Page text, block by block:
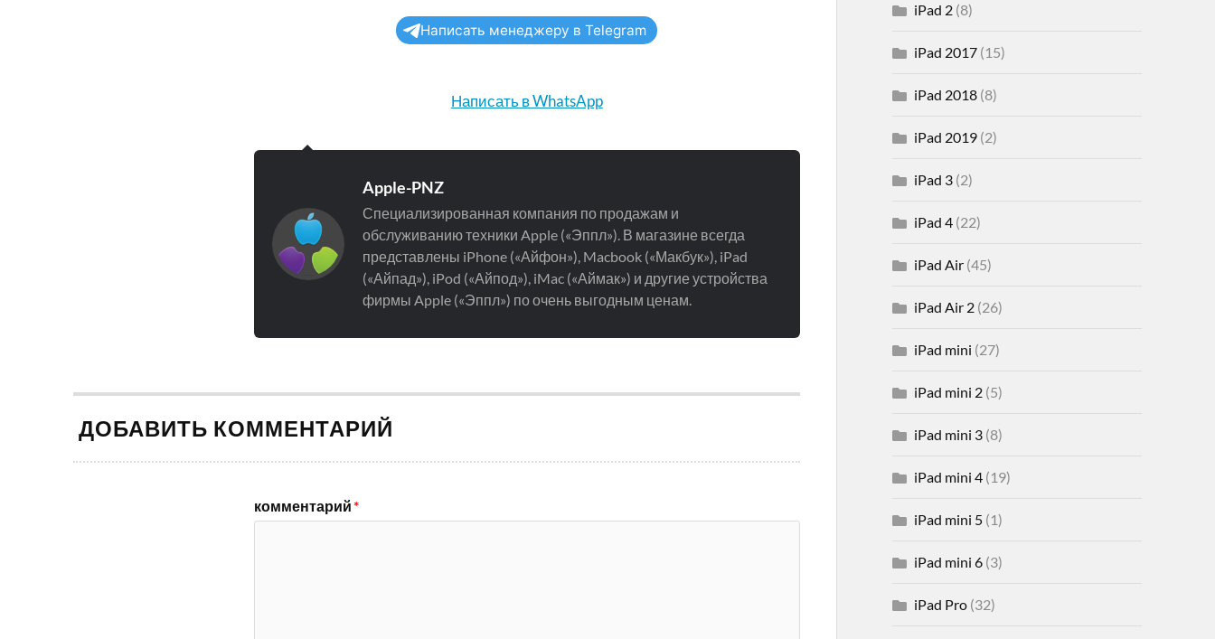
Написать менеджеру в Telegram
Написать в WhatsApp
Apple-PNZ
Специализированная компания по продажам и
обслуживанию техники Apple («Эппл»). В магазине всегда
представлены iPhone («Айфон»), Macbook («Макбук»), iPad
(«Айпад»), iPod («Айпод»), iMac («Аймак») и другие устройства
фирмы Apple («Эппл») по очень выгодным ценам.
ДОБАВИТЬ КОММЕНТАРИЙ
комментарий*
iPad 2(8)
iPad 2017(15)
iPad 2018(8)
iPad 2019(2)
iPad 3(2)
iPad 4(22)
iPad Air(45)
iPad Air 2(26)
iPad mini (27)
iPad mini 2(5)
iPad mini 3(8)
iPad mini 4(19)
iPad mini 5(1)
iPad mini 6(3)
iPad Pro(32)